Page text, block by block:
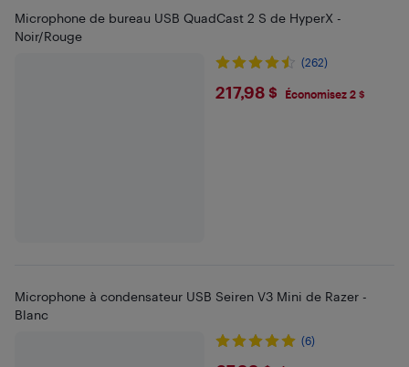
Microphone de bureau USB QuadCast 2 S de HyperX -
Noir/Rouge
(262)
$217.98
217,98 $ Économisez 2 $
Microphone à condensateur USB Seiren V3 Mini de Razer -
Blanc
(6)